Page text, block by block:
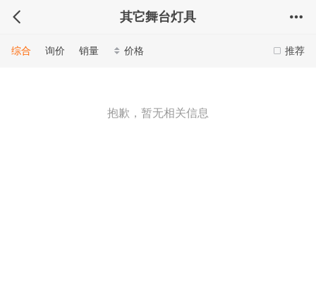
其它舞台灯具
推荐
综合 询价 销量 价格
抱歉，暂无相关信息